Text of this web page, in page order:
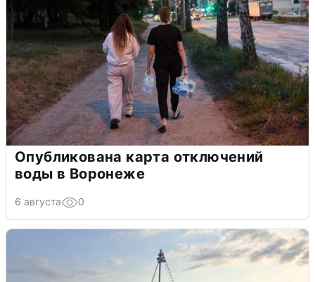
Опубликована карта отключений
воды в Воронеже
6 августа 0